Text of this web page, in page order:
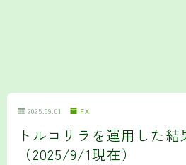
2025.09.01 FX
トルコリラを運用した結
（2025/9/1現在）